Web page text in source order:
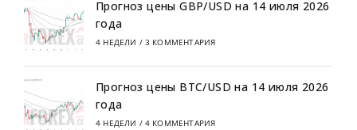
Прогноз цены GBP/USD на 14 июля 2026
года
4 НЕДЕЛИ / 3 КОММЕНТАРИЯ
Прогноз цены BTC/USD на 14 июля 2026
года
4 НЕДЕЛИ / 4 КОММЕНТАРИЯ